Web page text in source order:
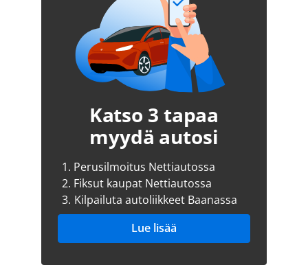
Katso 3 tapaa
myydä autosi
1. Perusilmoitus Nettiautossa
2. Fiksut kaupat Nettiautossa
3. Kilpailuta autoliikkeet Baanassa
Lue lisää